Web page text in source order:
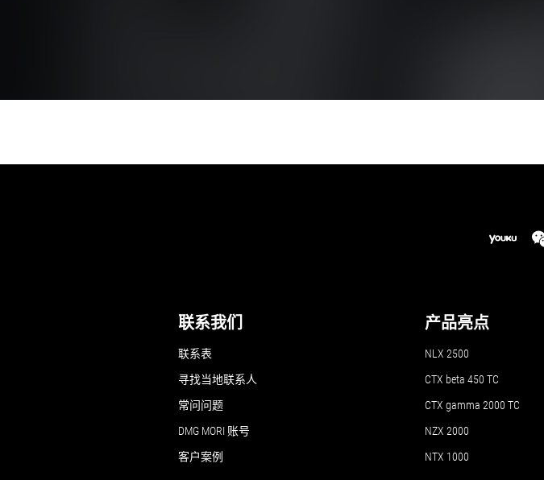
联系我们
联系表
寻找当地联系人
常问问题
DMG MORI 账号
客户案例
产品亮点
NLX 2500
CTX beta 450 TC
CTX gamma 2000 TC
NZX 2000
NTX 1000